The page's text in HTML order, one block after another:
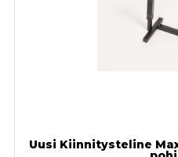
Uusi Kiinnitysteline